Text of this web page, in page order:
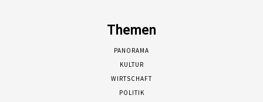
Themen
PANORAMA
KULTUR
WIRTSCHAFT
POLITIK